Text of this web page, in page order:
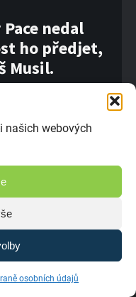
našich webových
osobních údajů
nedal
ho předjet,
Musil.
termínu
Kottek
nechtělo,
Florián
jako
Pytela